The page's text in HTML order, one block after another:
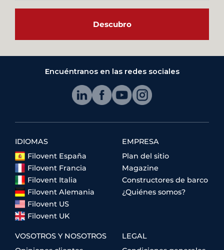
Descubro
Encuéntranos en las redes sociales
IDIOMAS
Filovent España
Filovent Francia
Filovent Italia
Filovent Alemania
Filovent US
Filovent UK
EMPRESA
Plan del sitio
Magazine
Constructores de barco
¿Quiénes somos?
VOSOTROS Y NOSOTROS
LEGAL